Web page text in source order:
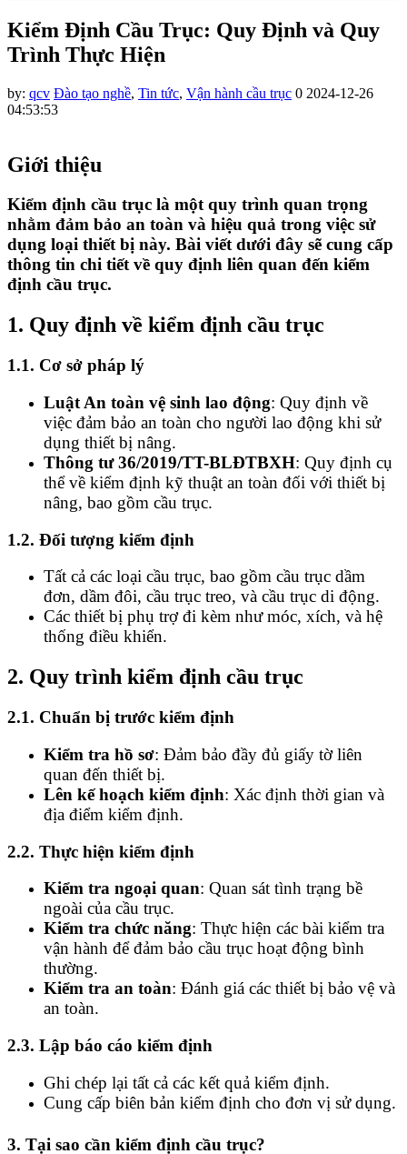
Kiểm Định Cầu Trục: Quy Định và Quy
Trình Thực Hiện
by: qcv Đào tạo nghề, Tin tức, Vận hành cầu trục 0 2024-12-26
04:53:53
Giới thiệu
Kiểm định cầu trục là một quy trình quan trọng
nhằm đảm bảo an toàn và hiệu quả trong việc sử
dụng loại thiết bị này. Bài viết dưới đây sẽ cung cấp
thông tin chi tiết về quy định liên quan đến kiểm
định cầu trục.
1. Quy định về kiểm định cầu trục
1.1. Cơ sở pháp lý
Luật An toàn vệ sinh lao động: Quy định về
việc đảm bảo an toàn cho người lao động khi sử
dụng thiết bị nâng.
Thông tư 36/2019/TT-BLĐTBXH: Quy định cụ
thể về kiểm định kỹ thuật an toàn đối với thiết bị
nâng, bao gồm cầu trục.
1.2. Đối tượng kiểm định
Tất cả các loại cầu trục, bao gồm cầu trục dầm
đơn, dầm đôi, cầu trục treo, và cầu trục di động.
Các thiết bị phụ trợ đi kèm như móc, xích, và hệ
thống điều khiển.
2. Quy trình kiểm định cầu trục
2.1. Chuẩn bị trước kiểm định
Kiểm tra hồ sơ: Đảm bảo đầy đủ giấy tờ liên
quan đến thiết bị.
Lên kế hoạch kiểm định: Xác định thời gian và
địa điểm kiểm định.
2.2. Thực hiện kiểm định
Kiểm tra ngoại quan: Quan sát tình trạng bề
ngoài của cầu trục.
Kiểm tra chức năng: Thực hiện các bài kiểm tra
vận hành để đảm bảo cầu trục hoạt động bình
thường.
Kiểm tra an toàn: Đánh giá các thiết bị bảo vệ và
an toàn.
2.3. Lập báo cáo kiểm định
Ghi chép lại tất cả các kết quả kiểm định.
Cung cấp biên bản kiểm định cho đơn vị sử dụng.
3. Tại sao cần kiểm định cầu trục?